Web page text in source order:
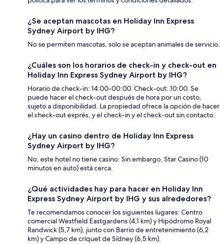
¿Se aceptan mascotas en Holiday Inn Express
Sydney Airport by IHG?
No se permiten mascotas, solo se aceptan animales de servicio.
¿Cuáles son los horarios de check-in y check-out en
Holiday Inn Express Sydney Airport by IHG?
Horario de check-in: 14:00-00:00. Check-out: 10:00. Se
puede hacer el check-out después de hora por un costo,
sujeto a disponibilidad. La propiedad ofrece la opción de hacer
el check-out exprés, y el check-in y el check-out sin contacto.
¿Hay un casino dentro de Holiday Inn Express
Sydney Airport by IHG?
No, este hotel no tiene casino. Sin embargo, Star Casino (10
minutos en auto) está cerca.
¿Qué actividades hay para hacer en Holiday Inn
Express Sydney Airport by IHG y sus alrededores?
Te recomendamos conocer los siguientes lugares: Centro
comercial Westfield Eastgardens (4,1 km) y Hipódromo Royal
Randwick (5,7 km), junto con Barrio de entretenimiento (6,2
km) y Campo de críquet de Sídney (6,5 km).